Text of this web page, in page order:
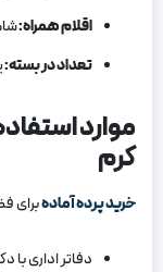
اقلام همراه:
تعداد در بسته:
موارد
کرم
خرید پرده آمادهبرای
دفاتر اداری با